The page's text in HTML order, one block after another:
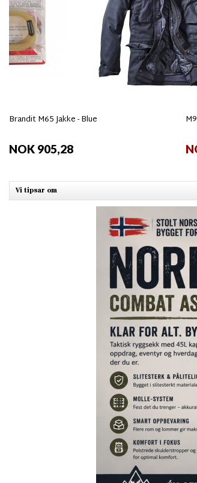
Brandit M65 Jakke - Blue
NOK 905,28
Vi tipsar om